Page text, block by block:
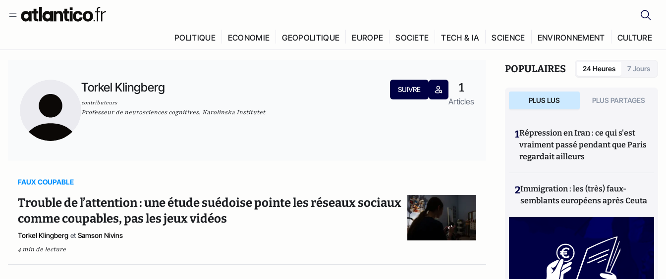
POLITIQUE ECONOMIE GEOPOLITIQUE EUROPE SOCIETE TECH & IA SCIENCE ENVIRONNEMENT CULTURE
Torkel Klingberg
contributeurs
SUIVRE 1
Articles
Professeur de neurosciences cognitives, Karolinska Institutet
FAUX COUPABLE
Trouble de l’attention : une étude suédoise pointe les réseaux sociaux
comme coupables, pas les jeux vidéos
Torkel Klingberg et Samson Nivins
4 min de lecture
POPULAIRES 24 Heures 7 Jours
PLUS LUS PLUS PARTAGES
1Répression en Iran : ce qui s'est
vraiment passé pendant que Paris
regardait ailleurs
2Immigration : les (très) faux-
semblants européens après Ceuta